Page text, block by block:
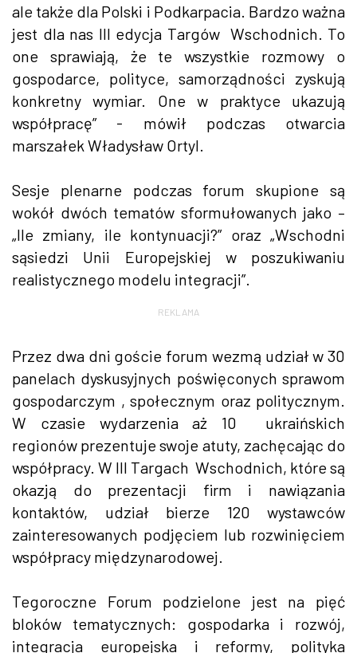
ale także dla Polski i Podkarpacia. Bardzo ważna
jest dla nas III edycja Targów Wschodnich. To
one sprawiają, że te wszystkie rozmowy o
gospodarce, polityce, samorządności zyskują
konkretny wymiar. One w praktyce ukazują
współpracę” - mówił podczas otwarcia
marszałek Władysław Ortyl.
Sesje plenarne podczas forum skupione są
wokół dwóch tematów sformułowanych jako –
„Ile zmiany, ile kontynuacji?” oraz „Wschodni
sąsiedzi Unii Europejskiej w poszukiwaniu
realistycznego modelu integracji”.
REKLAMA
Przez dwa dni goście forum wezmą udział w 30
panelach dyskusyjnych poświęconych sprawom
gospodarczym , społecznym oraz politycznym.
W czasie wydarzenia aż 10 ukraińskich
regionów prezentuje swoje atuty, zachęcając do
współpracy. W III Targach Wschodnich, które są
okazją do prezentacji firm i nawiązania
kontaktów, udział bierze 120 wystawców
zainteresowanych podjęciem lub rozwinięciem
współpracy międzynarodowej.
Tegoroczne Forum podzielone jest na pięć
bloków tematycznych: gospodarka i rozwój,
integracja europejska i reformy, polityka